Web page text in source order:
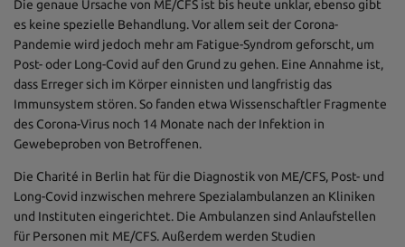
Die genaue Ursache von ME/CFS ist bis heute unklar, ebenso gibt
es keine spezielle Behandlung. Vor allem seit der Corona-
Pandemie wird jedoch mehr am Fatigue-Syndrom geforscht, um
Post- oder Long-Covid auf den Grund zu gehen. Eine Annahme ist,
dass Erreger sich im Körper einnisten und langfristig das
Immunsystem stören. So fanden etwa Wissenschaftler Fragmente
des Corona-Virus noch 14 Monate nach der Infektion in
Gewebeproben von Betroffenen.
Die Charité in Berlin hat für die Diagnostik von ME/CFS, Post- und
Long-Covid inzwischen mehrere Spezialambulanzen an Kliniken
und Instituten eingerichtet. Die Ambulanzen sind Anlaufstellen
für Personen mit ME/CFS. Außerdem werden Studien